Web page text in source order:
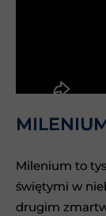
Milenium to
świętymi w
drugim
Milenium to
świętymi w
drugim